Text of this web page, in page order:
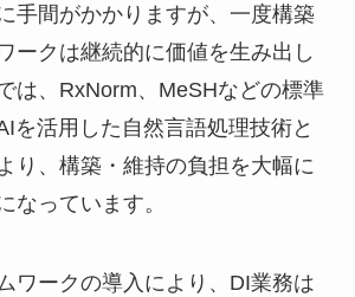
手間がかかりますが、一度構築
ークは継続的に価値を生み出し
は、RxNorm、MeSHなどの標準
を活用した自然言語処理技術と
り、構築・維持の負担を大幅に
なっています。
ワークの導入により、DI業務は